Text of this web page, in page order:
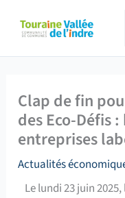
principal
Clap de fin
des Eco-Défis
entreprises
Actualités
Le lundi 23 juin